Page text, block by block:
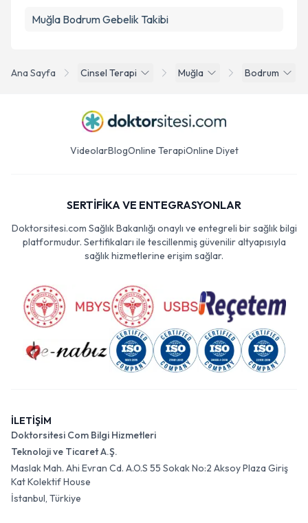
Ana Sayfa Cinsel Terapi Muğla Bodrum
Muğla Bodrum Gebelik Takibi
VideolarBlogOnline TerapiOnline Diyet
SERTİFİKA VE ENTEGRASYONLAR
Doktorsitesi.com Sağlık Bakanlığı onaylı ve entegreli bir sağlık bilgi
platformudur. Sertifikaları ile tescillenmiş güvenilir altyapısıyla
sağlık hizmetlerine erişim sağlar.
İLETİŞİM
Doktorsitesi Com Bilgi Hizmetleri
Teknoloji ve Ticaret A.Ş.
Maslak Mah. Ahi Evran Cd. A.O.S 55 Sokak No:2 Aksoy Plaza Giriş
Kat Kolektif House
İstanbul, Türkiye